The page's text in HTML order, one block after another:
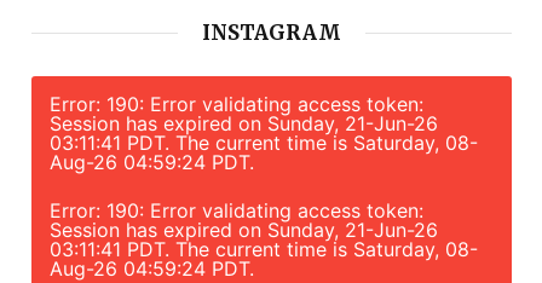
INSTAGRAM
Error: 190: Error validating access token:
Session has expired on Sunday, 21-Jun-26
03:11:41 PDT. The current time is Saturday, 08-
Aug-26 04:59:24 PDT.
Error: 190: Error validating access token:
Session has expired on Sunday, 21-Jun-26
03:11:41 PDT. The current time is Saturday, 08-
Aug-26 04:59:24 PDT.